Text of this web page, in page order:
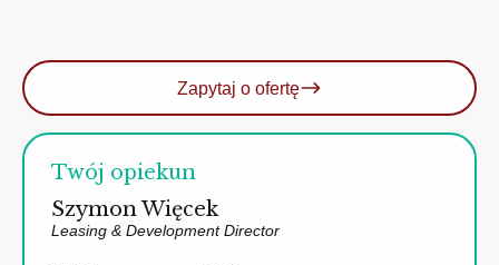
Zapytaj o ofertę
Twój opiekun
Szymon Więcek
Leasing & Development Director